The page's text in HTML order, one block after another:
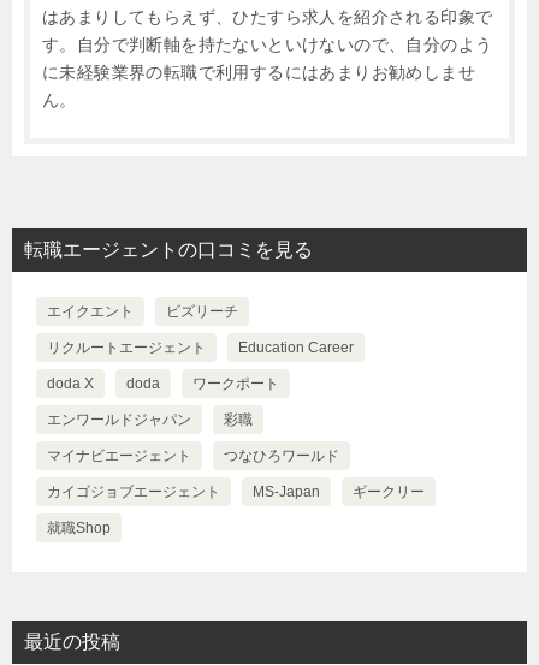
はあまりしてもらえず、ひたすら求人を紹介される印象で
す。自分で判断軸を持たないといけないので、自分のよう
に未経験業界の転職で利用するにはあまりお勧めしませ
ん。
転職エージェントの口コミを見る
エイクエント ビズリーチ
リクルートエージェント Education Career
doda X doda ワークポート
エンワールドジャパン 彩職
マイナビエージェント つなひろワールド
カイゴジョブエージェント MS-Japan ギークリー
就職Shop
最近の投稿